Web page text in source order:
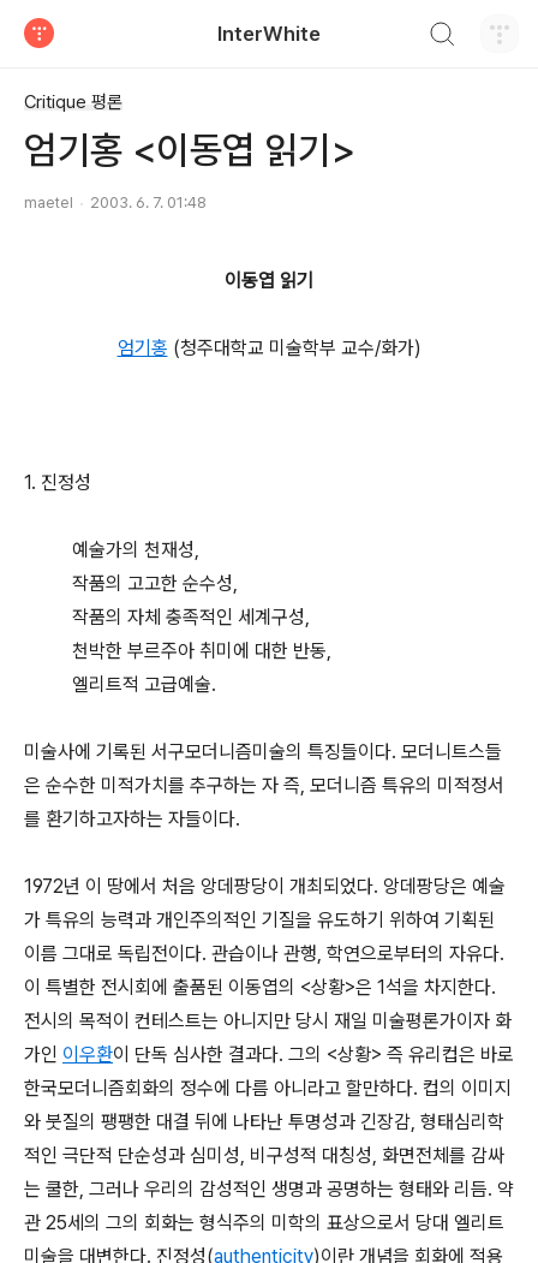
InterWhite
Critique 평론
엄기홍 <이동엽 읽기>
maetel 2003. 6. 7. 01:48
이동엽 읽기
엄기홍 (청주대학교 미술학부 교수/화가)
1. 진정성
예술가의 천재성,
작품의 고고한 순수성,
작품의 자체 충족적인 세계구성,
천박한 부르주아 취미에 대한 반동,
엘리트적 고급예술.
미술사에 기록된 서구모더니즘미술의 특징들이다. 모더니트스들
은 순수한 미적가치를 추구하는 자 즉, 모더니즘 특유의 미적정서
를 환기하고자하는 자들이다.
1972년 이 땅에서 처음 앙데팡당이 개최되었다. 앙데팡당은 예술
가 특유의 능력과 개인주의적인 기질을 유도하기 위하여 기획된
이름 그대로 독립전이다. 관습이나 관행, 학연으로부터의 자유다.
이 특별한 전시회에 출품된 이동엽의 <상황>은 1석을 차지한다.
전시의 목적이 컨테스트는 아니지만 당시 재일 미술평론가이자 화
가인 이우환이 단독 심사한 결과다. 그의 <상황> 즉 유리컵은 바로
한국모더니즘회화의 정수에 다름 아니라고 할만하다. 컵의 이미지
와 붓질의 팽팽한 대결 뒤에 나타난 투명성과 긴장감, 형태심리학
적인 극단적 단순성과 심미성, 비구성적 대칭성, 화면전체를 감싸
는 쿨한, 그러나 우리의 감성적인 생명과 공명하는 형태와 리듬. 약
관 25세의 그의 회화는 형식주의 미학의 표상으로서 당대 엘리트
미술을 대변한다. 진정성(authenticity)이란 개념을 회화에 적용